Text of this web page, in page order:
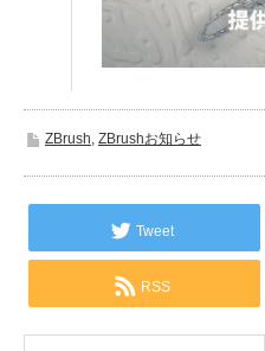
ZBrush, ZBrushお知らせ
Tweet
RSS